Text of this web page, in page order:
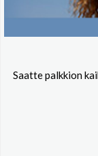
Saatte palkkion